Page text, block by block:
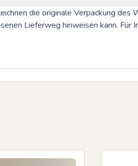
die originale Verpackung des
Lieferweg hinweisen kann. Für